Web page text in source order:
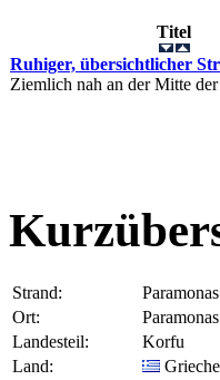
Titel
Ruhiger, übersichtlicher
Ziemlich nah an der Mitte
Strand:
Ort:
Paramonas
Landesteil:
Korfu
Land: